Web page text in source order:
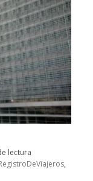
lectura
,